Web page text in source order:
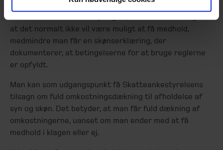
Skatteankestyrelsen vil i disse sager typisk opfordre
at det normalt ikke vil være muligt at få medhold,
medmindre man får en skønserklæring, der
dokumenterer, at betingelserne for at bruge reglerne
er opfyldt.
Man kan som udgangspunkt få Skatteankestyrelsens
tilsagn om fuld omkostningsdækning til afholdelse af
syn og skøn. Det betyder, at man får fuld dækning af
omkostningerne, uanset om man ender med at få
medhold i klagen eller ej.